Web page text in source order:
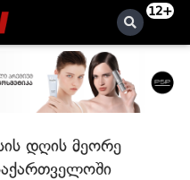
12+
დღის მეორე